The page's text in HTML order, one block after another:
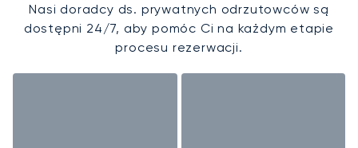
Nasi doradcy ds. prywatnych odrzutowców są
dostępni 24/7, aby pomóc Ci na każdym etapie
procesu rezerwacji.